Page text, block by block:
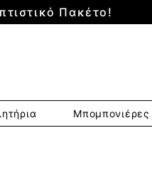
Πακέτο!
Μπομπονιέρες